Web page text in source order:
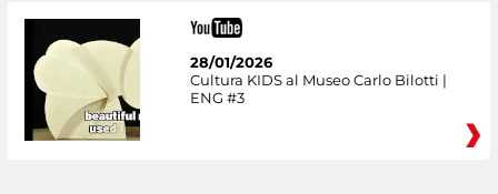
28/01/2026
Cultura KIDS al Museo Carlo Bilotti |
ENG #3